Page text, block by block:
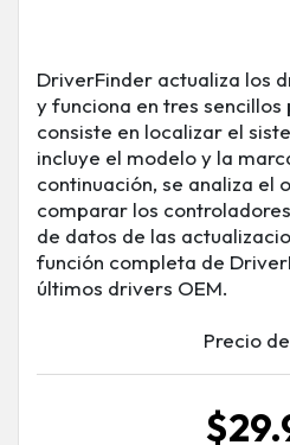
DriverFinder actualiza los
y funciona en tres sencillos
consiste en localizar el
incluye el modelo y la
continuación, se analiza el
comparar los
de datos de las
función completa de
últimos drivers OEM.
Precio